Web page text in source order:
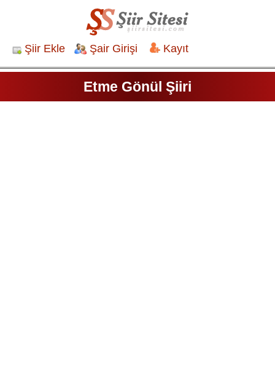
Şiir Ekle Şair Girişi Kayıt
Etme Gönül Şiiri